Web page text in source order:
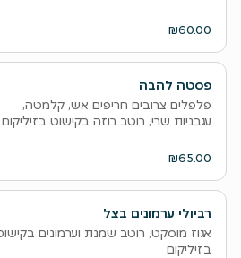
₪60.00
פסטה להבה
פלפלים צרובים חריפים אש, קלמטה,
עגבניות שרי, רוטב רוזה בקישוט בזיליקום
₪65.00
רביולי ערמונים בצל
אגוז מוסקט, רוטב שמנת וערמונים
בזיליקום